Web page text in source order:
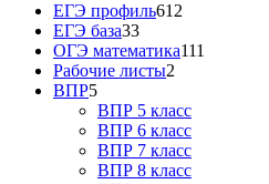
ЕГЭ профиль612
ЕГЭ база33
ОГЭ математика111
Рабочие листы2
ВПР5
ВПР 5 класс
ВПР 6 класс
ВПР 7 класс
ВПР 8 класс